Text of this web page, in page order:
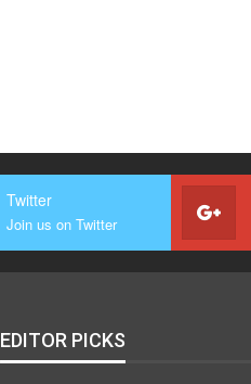
Twitter
Join us on Twitter
EDITOR PICKS